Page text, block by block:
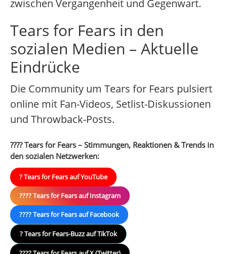
zwischen Vergangenheit und Gegenwart.
Tears for Fears in den
sozialen Medien – Aktuelle
Eindrücke
Die Community um Tears for Fears pulsiert
online mit Fan-Videos, Setlist-Diskussionen
und Throwback-Posts.
???? Tears for Fears – Stimmungen, Reaktionen & Trends in
den sozialen Netzwerken:
? Tears for Fears auf YouTube
???? Tears for Fears auf Instagram
???? Tears for Fears auf Facebook
? Tears for Fears-Buzz auf TikTok